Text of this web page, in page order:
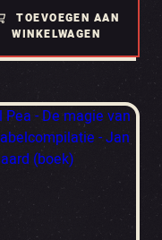
TOEVOEGEN AAN
WINKELWAGEN